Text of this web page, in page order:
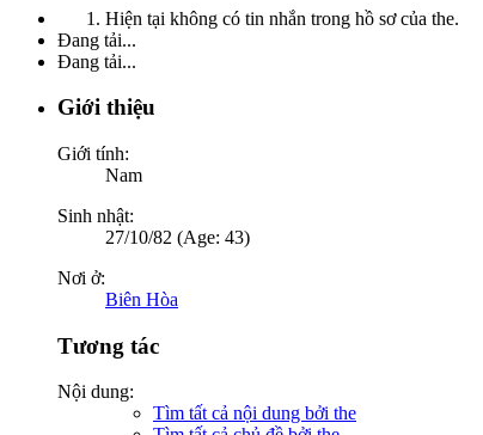
Hiện tại không có tin nhắn trong hồ sơ của the.
Đang tải...
Đang tải...
Giới thiệu
Giới tính:
Nam
Sinh nhật:
27/10/82 (Age: 43)
Nơi ở:
Biên Hòa
Tương tác
Nội dung:
Tìm tất cả nội dung bởi the